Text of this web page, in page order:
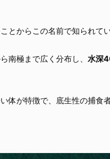
とからこの名前で知られてい
南極まで広く分布し、 水深
体が特徴で、底生性の捕食